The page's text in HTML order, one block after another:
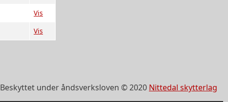
Vis
Vis
Beskyttet under åndsverksloven © 2020 Nittedal skytterlag